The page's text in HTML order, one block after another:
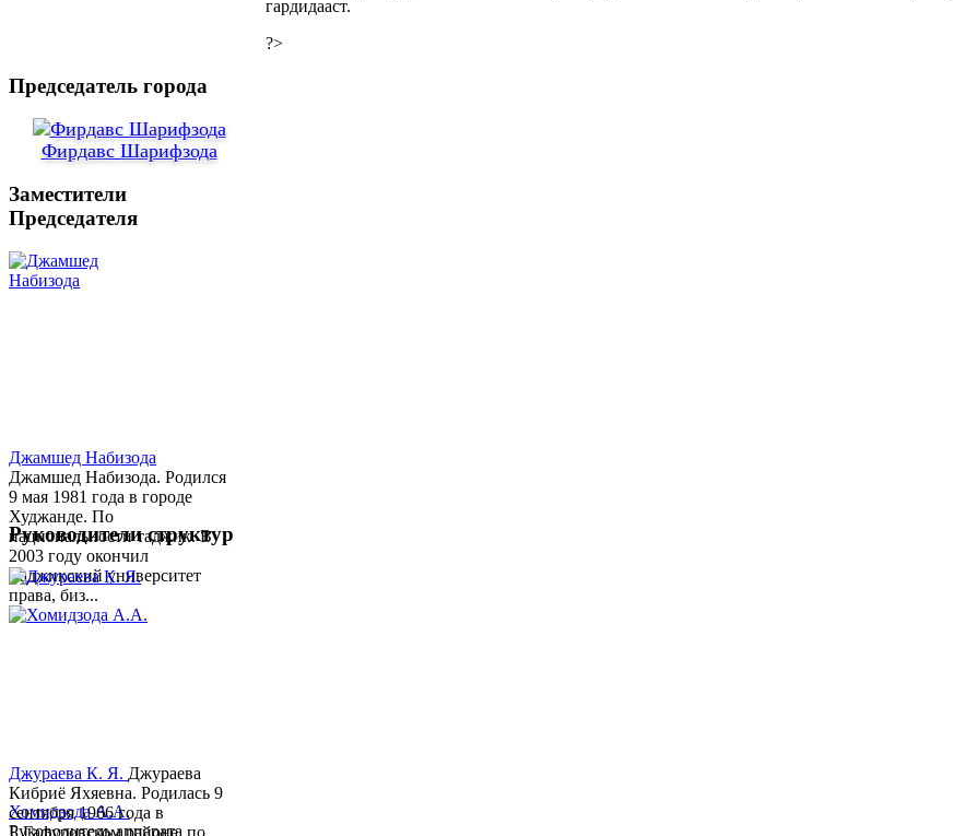
гардидааст.
?>
Председатель города
Фирдавс Шарифзода
Заместители
Председателя
Джамшед Набизода
Джамшед Набизода. Родился
9 мая 1981 года в городе
Худжанде. По
национальности таджик. В
2003 году окончил
Таджикский университет
права, биз...
Хомидзода А.А.
Руководитель аппарата
Руководители структур
Джураева К. Я. Джураева
Кибриё Яхяевна. Родилась 9
сентября 1966 года в